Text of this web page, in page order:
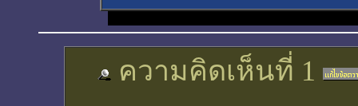
ความคิดเห็นที่ 1